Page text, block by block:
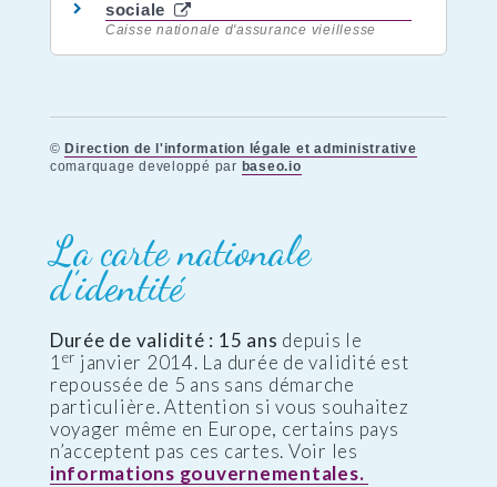
sociale
Caisse nationale d'assurance vieillesse
© Direction de l'information légale et administrative
comarquage developpé par baseo.io
La carte nationale
d’identité
Durée de validité : 15 ans depuis le
1 er janvier 2014. La durée de validité est
repoussée de 5 ans sans démarche
particulière. Attention si vous souhaitez
voyager même en Europe, certains pays
n’acceptent pas ces cartes. Voir les
informations gouvernementales.